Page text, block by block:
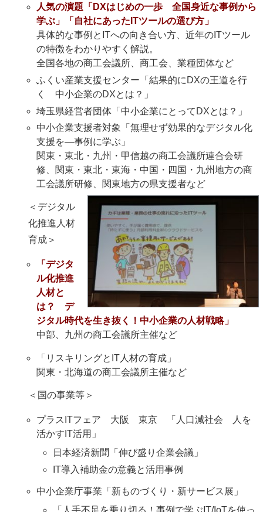
人気の演題 「DXはじめの一歩 全国身近な事例から
学ぶ」「自社にあったITツールの選び方」
具体的な事例とITへの向き合い方、近年のITツール
の特徴をわかりやすく解説。
全国各地の商工会議所、商工会、業種団体など
ふくい産業支援センター「結果的にDXの王道を行
く 中小企業のDXとは？」
埼玉県経営者団体「中小企業にとってDXとは？」
中小企業支援者対象「無理せず効果的なデジタル化
支援を―事例に学ぶ」
関東・東北・九州・甲信越の商工会議所連合会研
修、関東・東北・東海・中国・四国・九州地方の商
工会議所研修、関東地方の県支援者など
＜デジタル
化推進人材
育成＞
「デジタ
ル化推進
人材と
は？ デ
ジタル時代を生き抜く！中小企業の人材戦略」
中部、九州の商工会議所主催など
「リスキリングとIT人材の育成」
関東・北海道の商工会議所主催など
＜国の事業等＞
プラスITフェア 大阪 東京 「人口減社会 人を
活かすIT活用」
日本経済新聞「伸び盛り企業会議」
IT導入補助金の意義と活用事例
中小企業庁事業「新ものづくり・新サービス展」
「人手不足を乗り切る！事例で学ぶIT/IoTを使っ